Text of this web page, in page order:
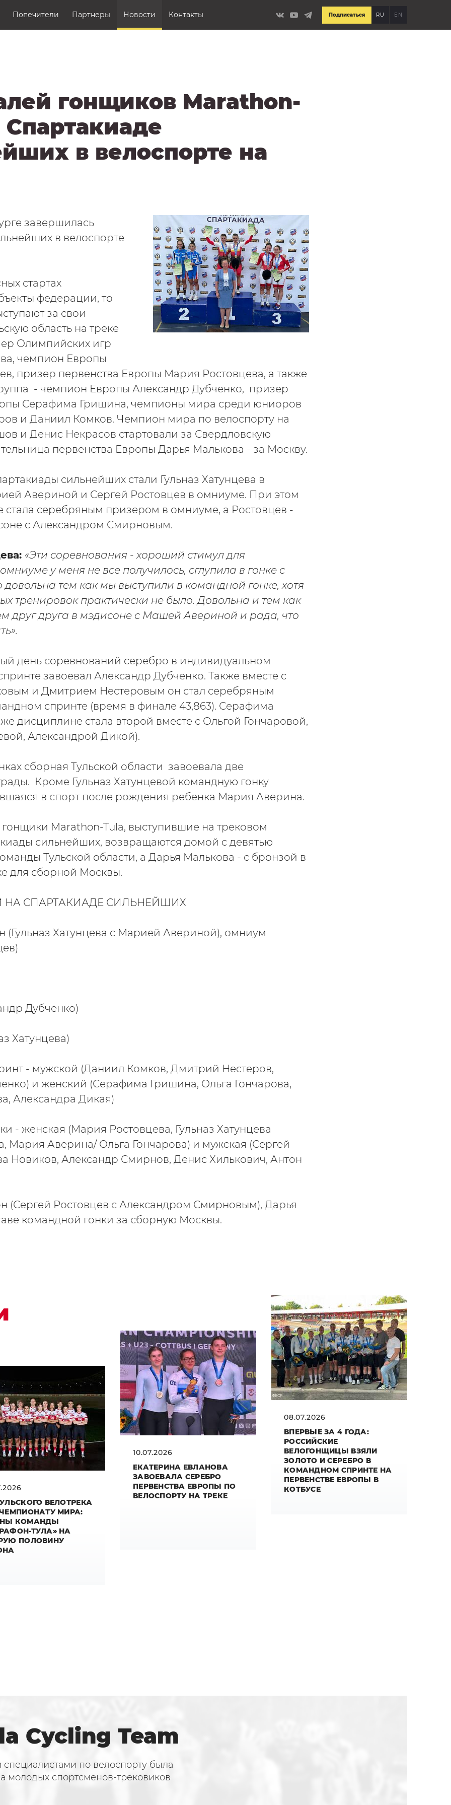
Попечители Партнеры Новости Контакты Подписаться RU EN
гонщиков Marathon-
Спартакиаде
в велоспорте на
завершилась
в велоспорте
стартах
федерации, то
за свои
область на треке
Олимпийских игр
чемпион Европы
призер первенства Европы Мария Ростовцева, а также
- чемпион Европы Александр Дубченко, призер
Серафима Гришина, чемпионы мира среди юниоров
и Даниил Комков. Чемпион мира по велоспорту на
и Денис Некрасов стартовали за Свердловскую
первенства Европы Дарья Малькова - за Москву.
сильнейших стали Гульназ Хатунцева в
Авериной и Сергей Ростовцев в омниуме. При этом
стала серебряным призером в омниуме, а Ростовцев -
с Александром Смирновым.
«Эти соревнования - хороший стимул для
у меня не все получилось, сглупила в гонке с
довольна тем как мы выступили в командной гонке, хотя
тренировок практически не было. Довольна и тем как
друг друга в мэдисоне с Машей Авериной и рада, что
день соревнований серебро в индивидуальном
завоевал Александр Дубченко. Также вместе с
и Дмитрием Нестеровым он стал серебряным
спринте (время в финале 43,863). Серафима
же дисциплине стала второй вместе с Ольгой Гончаровой,
Александрой Дикой).
сборная Тульской области завоевала две
Кроме Гульназ Хатунцевой командную гонку
в спорт после рождения ребенка Мария Аверина.
гонщики Marathon-Tula, выступившие на трековом
сильнейших, возвращаются домой с девятью
Тульской области, а Дарья Малькова - с бронзой в
для сборной Москвы.
НА СПАРТАКИАДЕ СИЛЬНЕЙШИХ
(Гульназ Хатунцева с Марией Авериной), омниум
Дубченко)
Хатунцева)
- мужской (Даниил Комков, Дмитрий Нестеров,
и женский (Серафима Гришина, Ольга Гончарова,
Александра Дикая)
- женская (Мария Ростовцева, Гульназ Хатунцева
Мария Аверина/ Ольга Гончарова) и мужская (Сергей
Новиков, Александр Смирнов, Денис Хилькович, Антон
(Сергей Ростовцев с Александром Смирновым), Дарья
командной гонки за сборную Москвы.
ВЕЛОТРЕКА
ЧЕМПИОНАТУ МИРА:
КОМАНДЫ
ТУЛА» НА
ПОЛОВИНУ
10.07.2026
ЕКАТЕРИНА ЕВЛАНОВА
ЗАВОЕВАЛА СЕРЕБРО
ПЕРВЕНСТВА ЕВРОПЫ ПО
ВЕЛОСПОРТУ НА ТРЕКЕ
08.07.2026
ВПЕРВЫЕ ЗА 4 ГОДА:
РОССИЙСКИЕ
ВЕЛОГОНЩИЦЫ ВЗЯЛИ
ЗОЛОТО И СЕРЕБРО В
КОМАНДНОМ СПРИНТЕ НА
ПЕРВЕНСТВЕ ЕВРОПЫ В
КОТБУСЕ
Cycling Team
специалистами по велоспорту была
молодых спортсменов-трековиков
Контакты